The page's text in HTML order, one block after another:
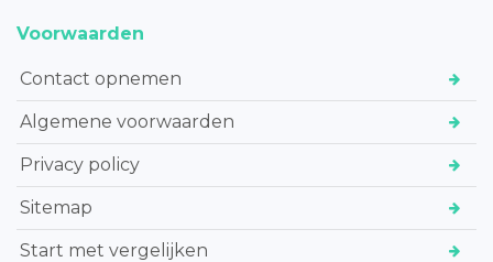
Voorwaarden
Contact opnemen
Algemene voorwaarden
Privacy policy
Sitemap
Start met vergelijken